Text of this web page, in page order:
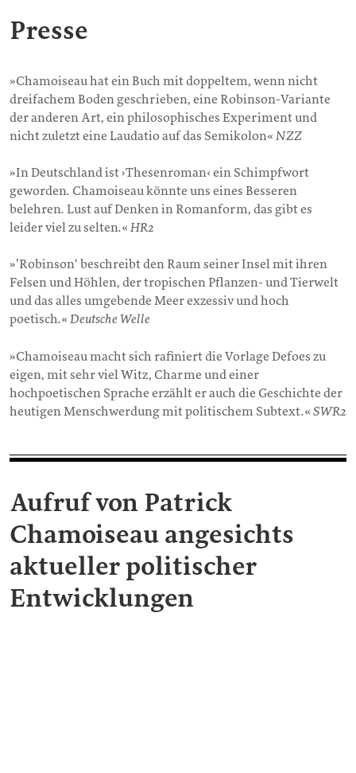
Presse
»Chamoiseau hat ein Buch mit doppeltem, wenn nicht
dreifachem Boden geschrieben, eine Robinson-Variante
der anderen Art, ein philosophisches Experiment und
nicht zuletzt eine Laudatio auf das Semikolon« NZZ
»In Deutschland ist ›Thesenroman‹ ein Schimpfwort
geworden. Chamoiseau könnte uns eines Besseren
belehren. Lust auf Denken in Romanform, das gibt es
leider viel zu selten.« HR2
»’Robinson‘ beschreibt den Raum seiner Insel mit ihren
Felsen und Höhlen, der tropischen Pflanzen- und Tierwelt
und das alles umgebende Meer exzessiv und hoch
poetisch.« Deutsche Welle
»Chamoiseau macht sich rafiniert die Vorlage Defoes zu
eigen, mit sehr viel Witz, Charme und einer
hochpoetischen Sprache erzählt er auch die Geschichte der
heutigen Menschwerdung mit politischem Subtext.« SWR2
Aufruf von Patrick
Chamoiseau angesichts
aktueller politischer
Entwicklungen